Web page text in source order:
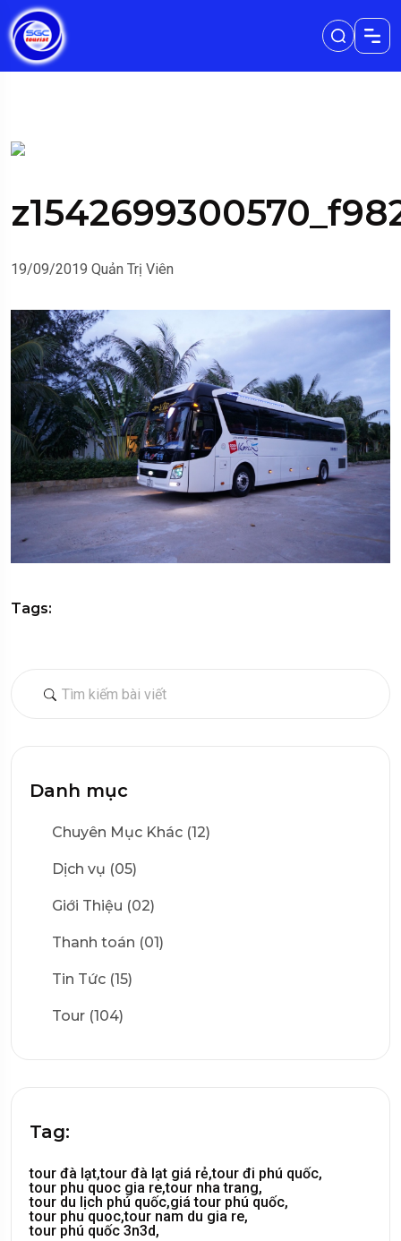
Danh mục
Chuyên Mục Khác (12)
Dịch vụ (05)
Giới Thiệu (02)
Thanh toán (01)
Tin Tức (15)
Tour (104)
Tag:
tour đà lạt,tour đà lạt giá rẻ,tour đi phú quốc,
tour phu quoc gia re,tour nha trang,
tour du lịch phú quốc,giá tour phú quốc,
tour phu quoc,tour nam du gia re,
tour phú quốc 3n3d,
19/09/2019 Quản Trị Viên
Tags: